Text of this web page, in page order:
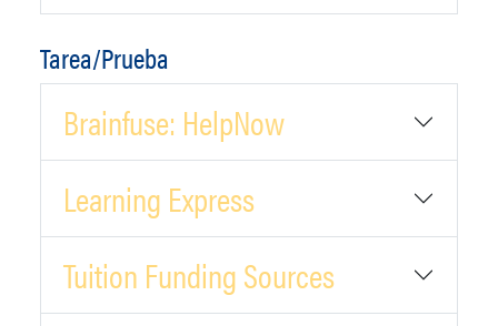
Tarea/Prueba
Brainfuse: HelpNow
Learning Express
Tuition Funding Sources